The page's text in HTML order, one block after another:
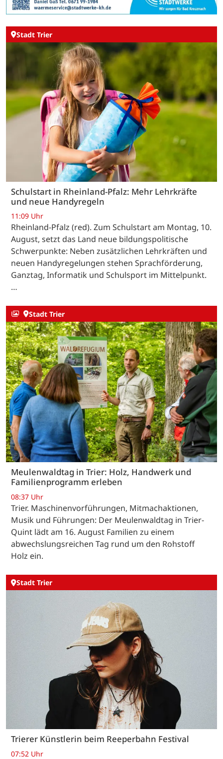
Stadt Trier
Schulstart in Rheinland-Pfalz: Mehr Lehrkräfte
und neue Handyregeln
11:09 Uhr
Rheinland-Pfalz (red). Zum Schulstart am Montag, 10.
August, setzt das Land neue bildungspolitische
Schwerpunkte: Neben zusätzlichen Lehrkräften und
neuen Handyregelungen stehen Sprachförderung,
Ganztag, Informatik und Schulsport im Mittelpunkt.
…
Stadt Trier
Meulenwaldtag in Trier: Holz, Handwerk und
Familienprogramm erleben
08:37 Uhr
Trier. Maschinenvorführungen, Mitmachaktionen,
Musik und Führungen: Der Meulenwaldtag in Trier-
Quint lädt am 16. August Familien zu einem
abwechslungsreichen Tag rund um den Rohstoff
Holz ein.
Stadt Trier
Trierer Künstlerin beim Reeperbahn Festival
07:52 Uhr